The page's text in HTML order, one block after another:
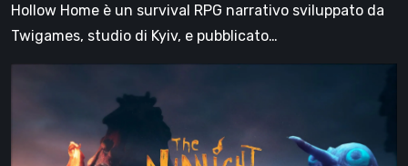
Hollow Home è un survival RPG narrativo sviluppato da
Twigames, studio di Kyiv, e pubblicato…
la